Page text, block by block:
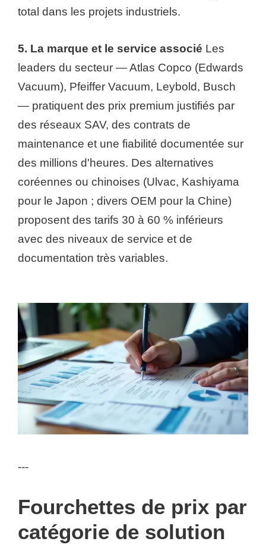
total dans les projets industriels.
5. La marque et le service associé Les
leaders du secteur — Atlas Copco (Edwards
Vacuum), Pfeiffer Vacuum, Leybold, Busch
— pratiquent des prix premium justifiés par
des réseaux SAV, des contrats de
maintenance et une fiabilité documentée sur
des millions d'heures. Des alternatives
coréennes ou chinoises (Ulvac, Kashiyama
pour le Japon ; divers OEM pour la Chine)
proposent des tarifs 30 à 60 % inférieurs
avec des niveaux de service et de
documentation très variables.
---
Fourchettes de prix par
catégorie de solution